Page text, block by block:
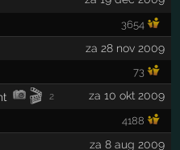
3654
za 28 nov 2009
73
🎬 2 za 10 okt 2009
4188
za 8 aug 2009